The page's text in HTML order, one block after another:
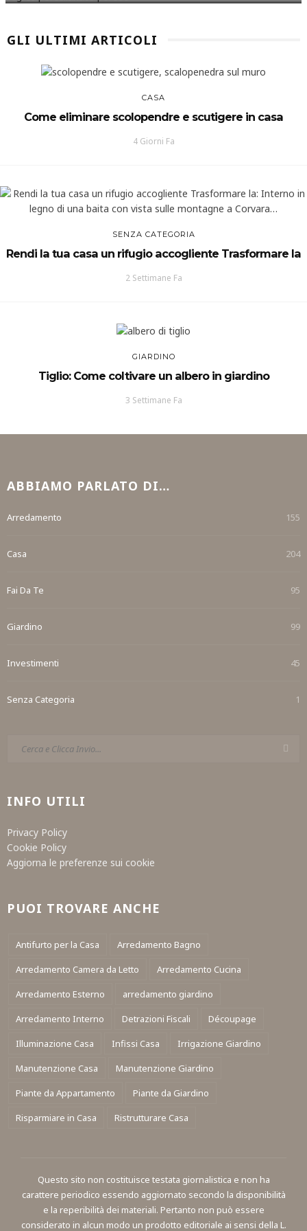
GLI ULTIMI ARTICOLI
CASA
Come eliminare scolopendre e scutigere in casa
4 Giorni Fa
SENZA CATEGORIA
Rendi la tua casa un rifugio accogliente Trasformare la
2 Settimane Fa
GIARDINO
Tiglio: Come coltivare un albero in giardino
3 Settimane Fa
ABBIAMO PARLATO DI…
Arredamento 155
Casa 204
Fai Da Te 95
Giardino 99
Investimenti 45
Senza Categoria 1
INFO UTILI
Privacy Policy
Cookie Policy
Aggiorna le preferenze sui cookie
PUOI TROVARE ANCHE
Antifurto per la Casa
Arredamento Bagno
Arredamento Camera da Letto
Arredamento Cucina
Arredamento Esterno
arredamento giardino
Arredamento Interno
Detrazioni Fiscali
Découpage
Illuminazione Casa
Infissi Casa
Irrigazione Giardino
Manutenzione Casa
Manutenzione Giardino
Piante da Appartamento
Piante da Giardino
Risparmiare in Casa
Ristrutturare Casa
Questo sito non costituisce testata giornalistica e non ha
carattere periodico essendo aggiornato secondo la disponibilità
e la reperibilità dei materiali. Pertanto non può essere
considerato in alcun modo un prodotto editoriale ai sensi della L.